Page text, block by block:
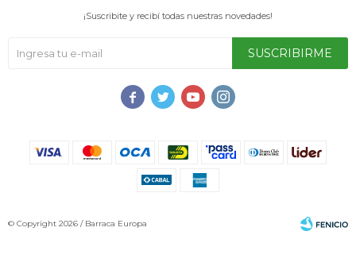
¡Suscribite y recibí todas nuestras novedades!
SUSCRIBIRME
   
© Copyright 2026 / Barraca Europa